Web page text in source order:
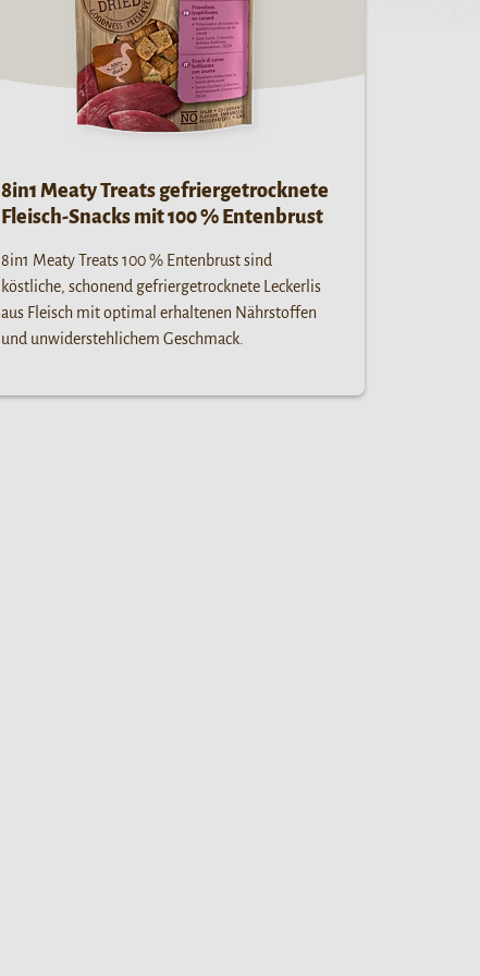
8in1 Meaty Treats gefriergetrocknete
Fleisch-Snacks mit 100 % Entenbrust
8in1 Meaty Treats 100 % Entenbrust sind
köstliche, schonend gefriergetrocknete Leckerlis
aus Fleisch mit optimal erhaltenen Nährstoffen
und unwiderstehlichem Geschmack.